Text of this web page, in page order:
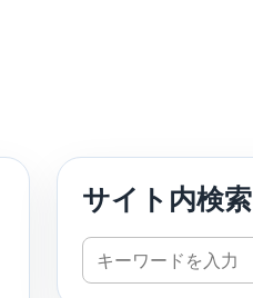
サイト内検索
サ
イ